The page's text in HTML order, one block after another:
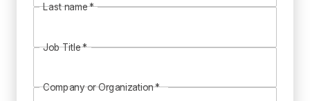
Last name*
Job Title*
Company or Organization*